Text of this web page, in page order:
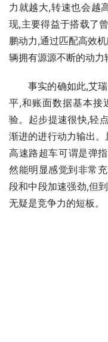
力就越大,转速也会越
现,主要得益于搭载了
鹏动力,通过匹配高效
辆拥有源源不断的动力
事实的确如此,艾
平,和账面数据基本接
验。起步提速很快,轻
渐进的进行动力输出
高速路超车可谓是弹
然能明显感觉到非常
段和中段加速强劲,但
无疑是竞争力的短板。